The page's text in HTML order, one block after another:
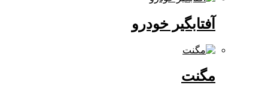
آفتابگیر خودرو